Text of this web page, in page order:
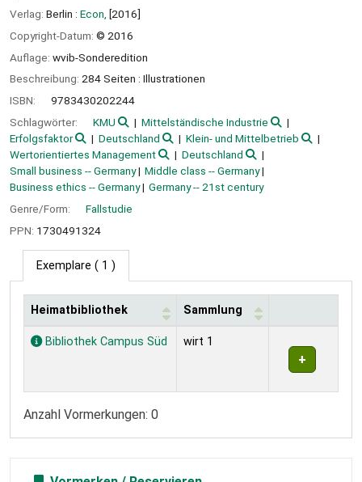
Verlag: Berlin : Econ, [2016]
Copyright-Datum: © 2016
Auflage: wvib-Sonderedition
Beschreibung: 284 Seiten : Illustrationen
ISBN:
9783430202244
Schlagwörter:
KMU
Mittelständische Industrie
Erfolgsfaktor
Deutschland
Klein- und Mittelbetrieb
Wertorientiertes Management
Deutschland
Small business -- Germany
Middle class -- Germany
Business ethics -- Germany
Germany -- 21st century
Genre/Form:
Fallstudie
PPN: 1730491324
Exemplare ( 1 )
Exemplare
Heimatbibliothek Sammlung
Bibliothek Campus Süd wirt 1
Anzahl Vormerkungen: 0